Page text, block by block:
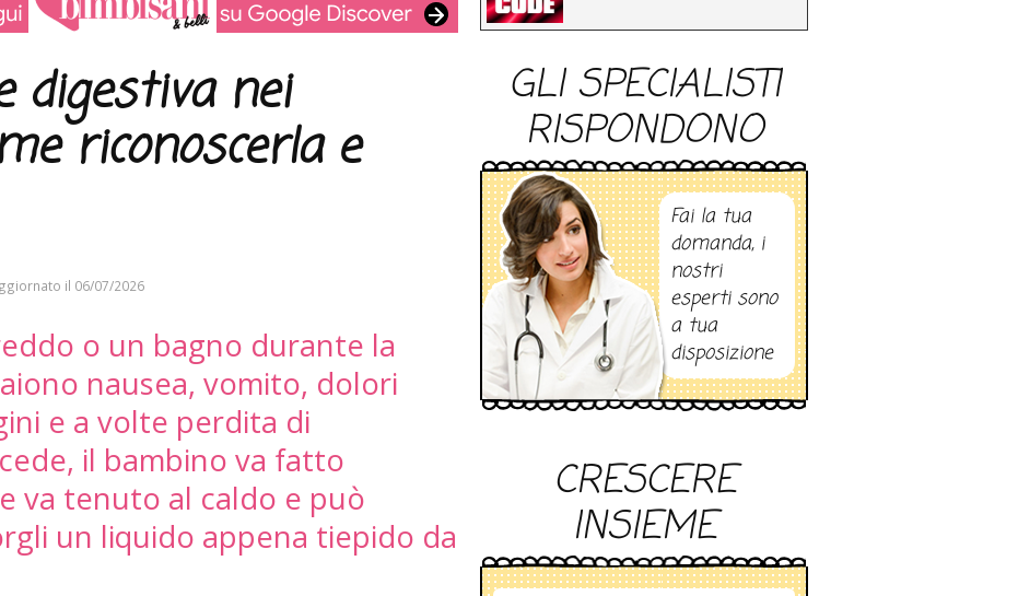
digestiva nei
riconoscerla e
il 06/07/2026
o un bagno durante la
nausea, vomito, dolori
e a volte perdita di
il bambino va fatto
va tenuto al caldo e può
un liquido appena tiepido da
GLI SPECIALISTI
RISPONDONO
Fai la tua
domanda, i
nostri
esperti sono
a tua
disposizione
CRESCERE
INSIEME